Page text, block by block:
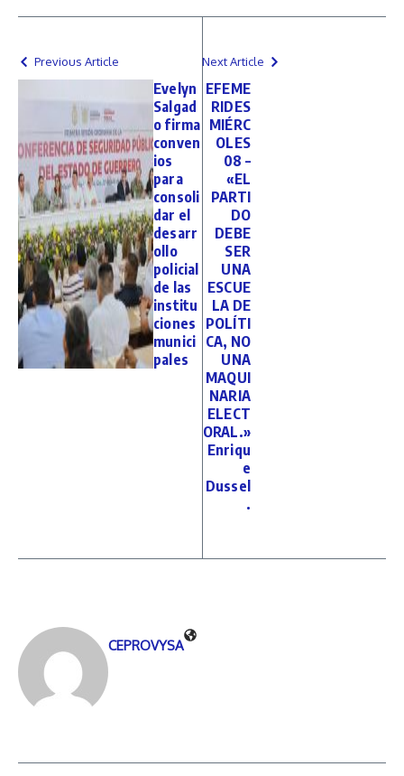
Previous Article
Evelyn
Salgad
o firma
conven
ios
para
consoli
dar el
desarr
ollo
policial
de las
institu
ciones
munici
pales
Next Article
EFEME
RIDES
MIÉRC
OLES
08 –
«EL
PARTI
DO
DEBE
SER
UNA
ESCUE
LA DE
POLÍTI
CA, NO
UNA
MAQUI
NARIA
ELECT
ORAL.»
Enriqu
e
Dussel
.
CEPROVYSA